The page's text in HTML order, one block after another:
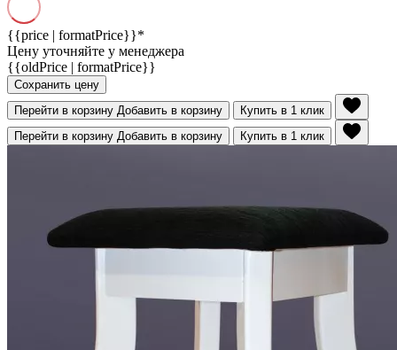
{{price | formatPrice}}*
Цену уточняйте у менеджера
{{oldPrice | formatPrice}}
Сохранить цену
Перейти в корзину Добавить в корзину
Купить в 1 клик
Перейти в корзину Добавить в корзину Купить в 1 клик